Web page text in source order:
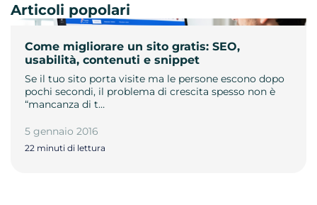
Come migliorare un sito gratis: SEO,
usabilità, contenuti e snippet
Se il tuo sito porta visite ma le persone escono dopo
pochi secondi, il problema di crescita spesso non è
“mancanza di t…
5 gennaio 2016
22 minuti di lettura
Articoli popolari